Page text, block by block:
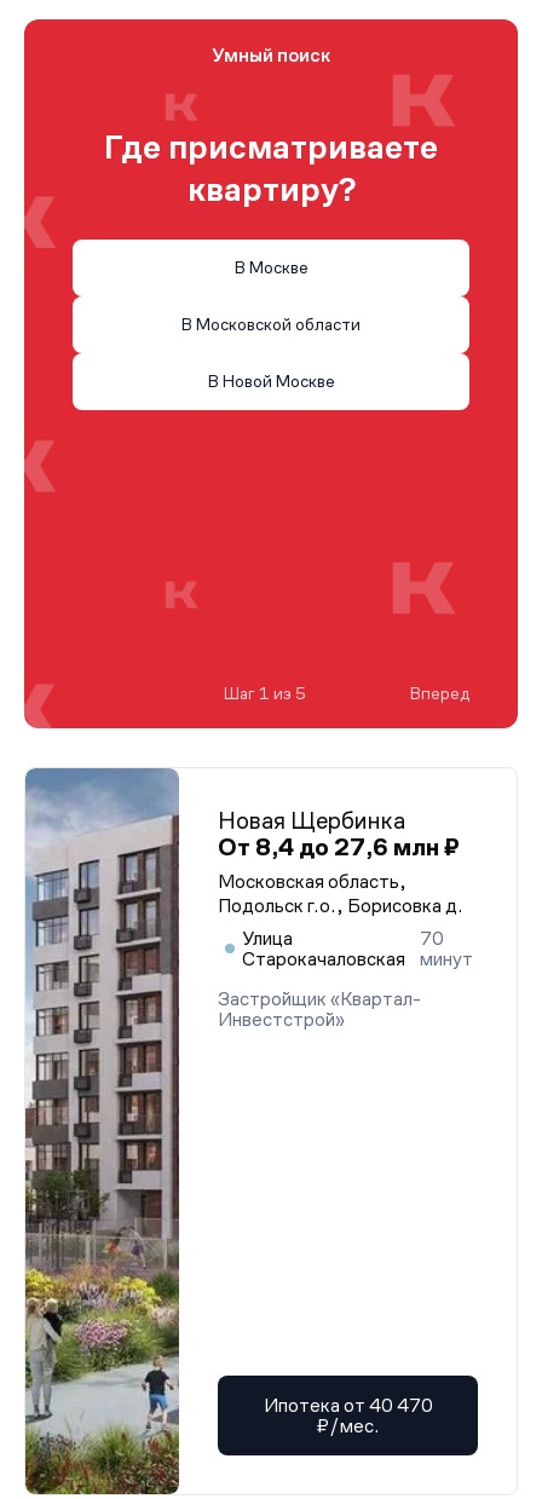
Новая Щербинка
От 8,4 до 27,6 млн ₽
Московская область,
Подольск г.о., Борисовка д.
Улица
Старокачаловская
70
минут
Застройщик «Квартал-
Инвестстрой»
Ипотека от 40 470
₽/мес.
Умный поиск
Где присматриваете
квартиру?
В Москве
В Московской области
В Новой Москве
Шаг 1 из 5 Вперед